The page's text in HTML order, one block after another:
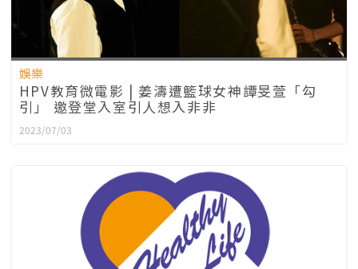
娛樂
HPV教育微電影 | 姜濤遭籃球女神譚旻萱「勾
引」 邀登堂入室引人想入非非
2023/07/03